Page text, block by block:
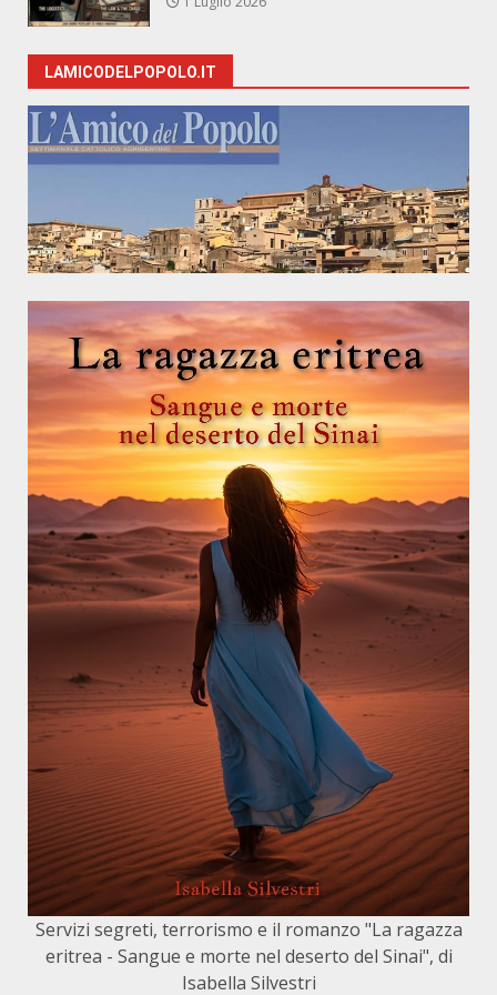
LAMICODELPOPOLO.IT
Servizi segreti, terrorismo e il romanzo "La ragazza
eritrea - Sangue e morte nel deserto del Sinai", di
Isabella Silvestri